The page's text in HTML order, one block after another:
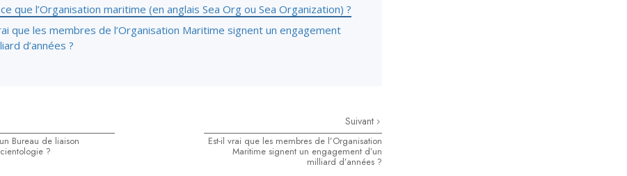
que l’Organisation maritime (en anglais Sea Org ou Sea Organization) ?
que les membres de l’Organisation Maritime signent un engagement
d’années ?
Bureau de liaison
?
Suivant
Est-il vrai que les membres de l’Organisation
Maritime signent un engagement d’un
milliard d’années ?